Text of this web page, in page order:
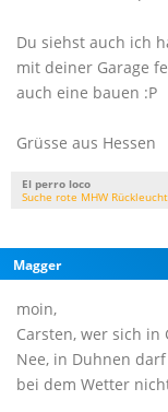
Du siehst auch ich
mit deiner Garage
auch eine bauen :P
Grüsse aus Hessen
El perro loco
Suche rote MHW
Magger
moin,
Carsten, wer sich in
Nee, in Duhnen
bei dem Wetter